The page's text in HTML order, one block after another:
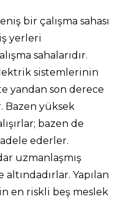
bir çalışma sahası
yerleri
sahalarıdır.
sistemlerinin
yandan son derece
Bazen yüksek
bazen de
ederler.
uzmanlaşmış
Yapılan
en riskli beş meslek